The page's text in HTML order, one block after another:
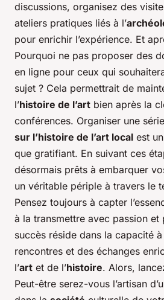
discussions, organisez des
ateliers pratiques liés à l’
pour enrichir l’expérience. Et
Pourquoi ne pas proposer des
en ligne pour ceux qui
sujet ? Cela permettrait de
l’histoire de l’art bien après la
conférences. Organiser une
sur l’histoire de l’art local est
que gratifiant. En suivant ces
désormais prêts à embarquer
un véritable périple à travers le
Pensez toujours à capter
à la transmettre avec passion
succès réside dans la capacité
rencontres et des échanges
l’art et de l’histoire. Alors,
Peut-être serez-vous l’artisan